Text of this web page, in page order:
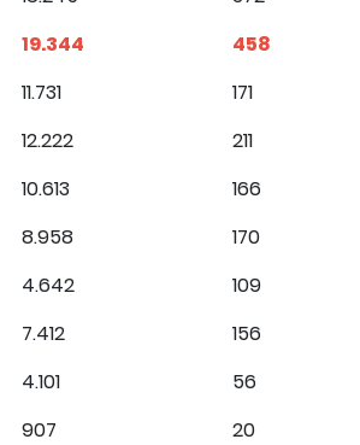
19.344
458
11.731
171
12.222
211
10.613
166
8.958
170
4.642
109
7.412
156
4.101
56
907
20